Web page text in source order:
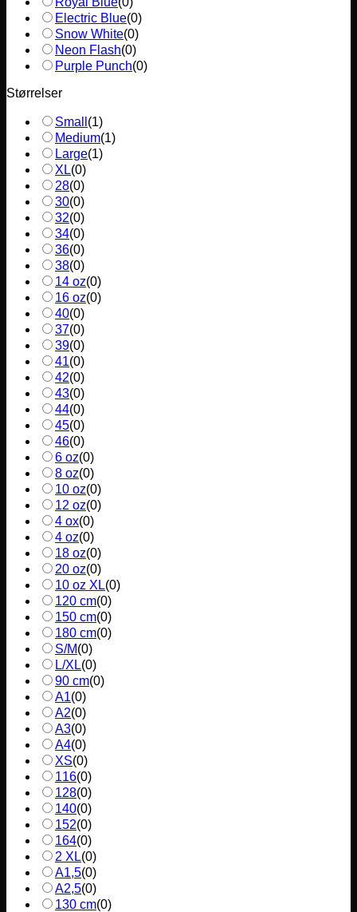
Electric Blue(0)
Snow White(0)
Neon Flash(0)
Purple Punch(0)
Størrelser
Small (1)
Medium(1)
Large(1)
XL(0)
28(0)
30(0)
32(0)
34(0)
36(0)
38(0)
14 oz(0)
16 oz(0)
40(0)
37(0)
39(0)
41(0)
42(0)
43(0)
44(0)
45(0)
46(0)
6 oz(0)
8 oz(0)
10 oz(0)
12 oz(0)
4 ox(0)
4 oz(0)
18 oz(0)
20 oz(0)
10 oz XL(0)
120 cm(0)
150 cm(0)
180 cm(0)
S/M(0)
L/XL(0)
90 cm(0)
A1(0)
A2(0)
A3(0)
A4(0)
XS(0)
116(0)
128(0)
140(0)
152(0)
164(0)
2 XL(0)
A1,5(0)
A2,5(0)
130 cm(0)